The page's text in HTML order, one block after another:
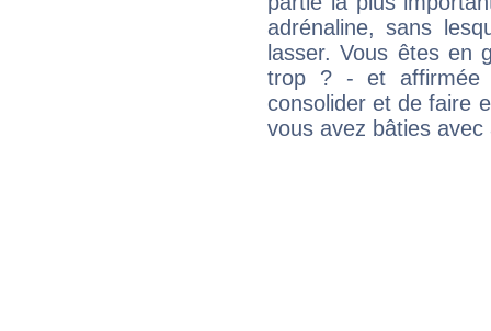
adrénaline, sans
lasser. Vous êtes en
trop ? - et affirmée
consolider et de faire
vous avez bâties avec